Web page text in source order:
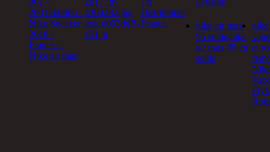
2001260406 -
Nike Sneaker
2018 -
France…
Nike air max
4304282.jpg
itok u003ddB-
sHI_p
Distributeur
France.
nike air max
95 solde,nike
air max 95 en
solde
nike
et